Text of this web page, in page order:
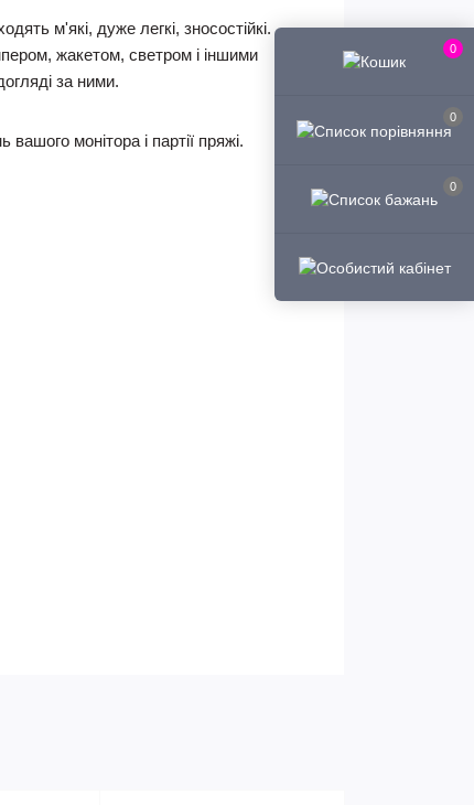
0
0
0
м'які, дуже легкі, зносостійкі.
жакетом, светром і іншими
за ними.
монітора і партії пряжі.